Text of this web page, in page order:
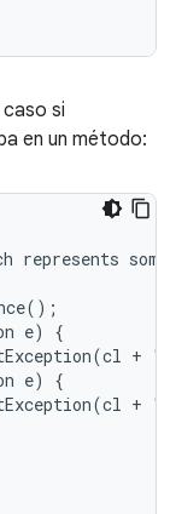
si
en un método:
represents some
e) {
+ "
e) {
+ "